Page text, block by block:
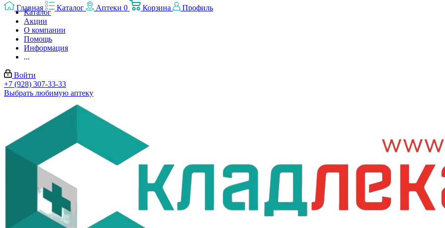
Каталог
Акции
О компании
Помощь
Информация
...
Войти
+7 (928) 307-33-33
Выбрать любимую аптеку
Главная Каталог Аптеки 0 Корзина Профиль